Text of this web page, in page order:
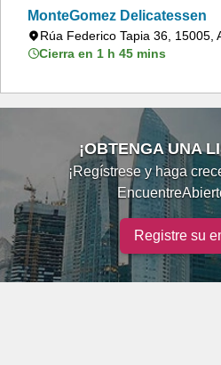
MonteGomez Delicatessen
Rúa Federico Tapia 36, 15005,
Cierra en 1 h 45 mins
¡OBTENGA UNA
¡Regístrese y haga
Registre su